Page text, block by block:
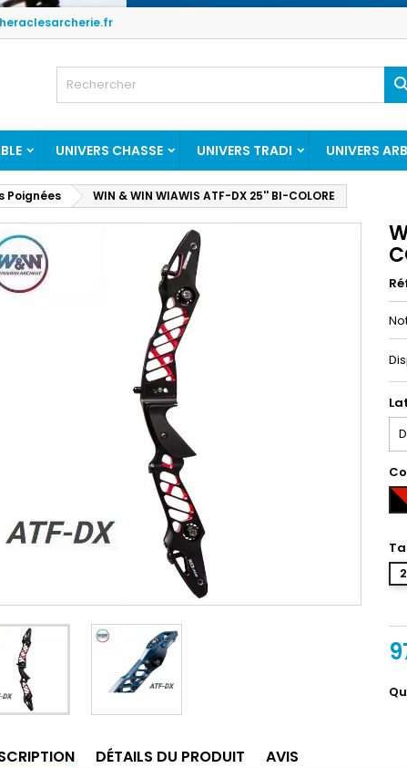
UNIVERS CHASSE UNIVERS TRADI UNIVERS
Poignées WIN & WIN WIAWIS ATF-DX 25'' BI-COLORE
DÉTAILS DU PRODUIT AVIS